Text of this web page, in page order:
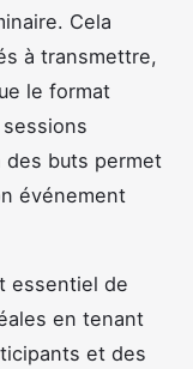
Cela
à transmettre,
le format
buts permet
événement
essentiel de
en tenant
et des